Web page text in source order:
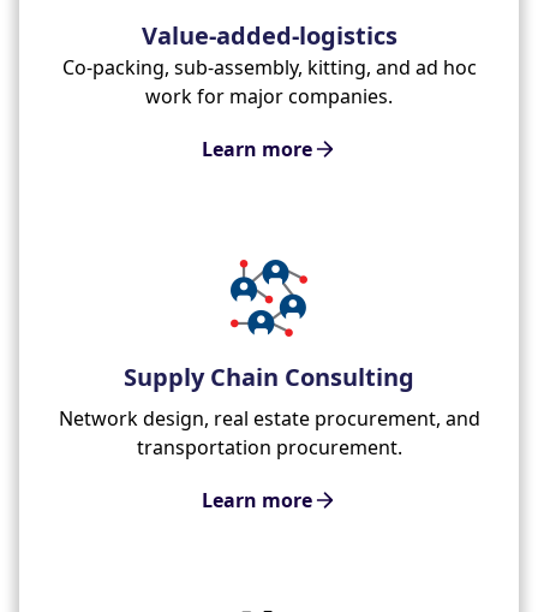
Value-added-logistics
Co-packing, sub-assembly, kitting, and ad hoc
work for major companies.
Learn more
Supply Chain Consulting
Network design, real estate procurement, and
transportation procurement.
Learn more